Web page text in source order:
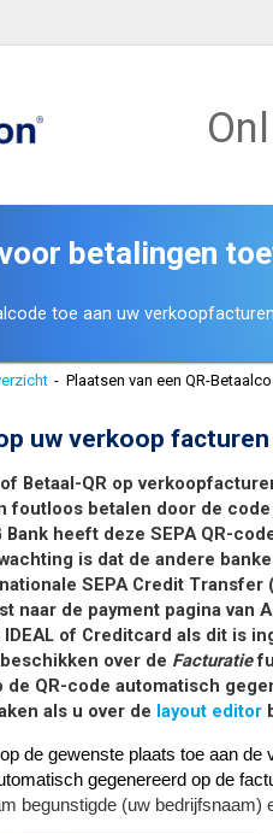
betalingen
toe aan uw
- Plaatsen van een QR-
uw verkoop
of Betaal-QR op
foutloos betalen door de
Bank heeft deze SEPA QR-
is dat de andere
SEPA Credit Transfer
naar de payment pagina
of Creditcard als dit is
over de Facturatie
de QR-code automatisch
als u over de layout editor
de gewenste plaats toe aan
gegenereerd op de
begunstigde (uw